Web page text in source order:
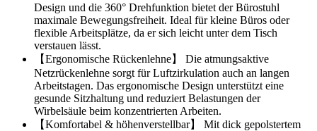
Design und die 360° Drehfunktion bietet der Bürostuhl
maximale Bewegungsfreiheit. Ideal für kleine Büros oder
flexible Arbeitsplätze, da er sich leicht unter dem Tisch
verstauen lässt.
【Ergonomische Rückenlehne】 Die atmungsaktive
Netzrückenlehne sorgt für Luftzirkulation auch an langen
Arbeitstagen. Das ergonomische Design unterstützt eine
gesunde Sitzhaltung und reduziert Belastungen der
Wirbelsäule beim konzentrierten Arbeiten.
【Komfortabel & höhenverstellbar】 Mit dick gepolstertem